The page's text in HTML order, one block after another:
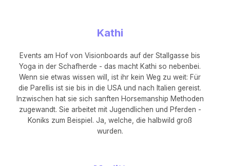
Kathi
Events am Hof von Visionboards auf der Stallgasse bis
Yoga in der Schafherde - das macht Kathi so nebenbei.
Wenn sie etwas wissen will, ist ihr kein Weg zu weit: Für
die Parellis ist sie bis in die USA und nach Italien gereist.
Inzwischen hat sie sich sanften Horsemanship Methoden
zugewandt. Sie arbeitet mit Jugendlichen und Pferden -
Koniks zum Beispiel. Ja, welche, die halbwild groß
wurden.